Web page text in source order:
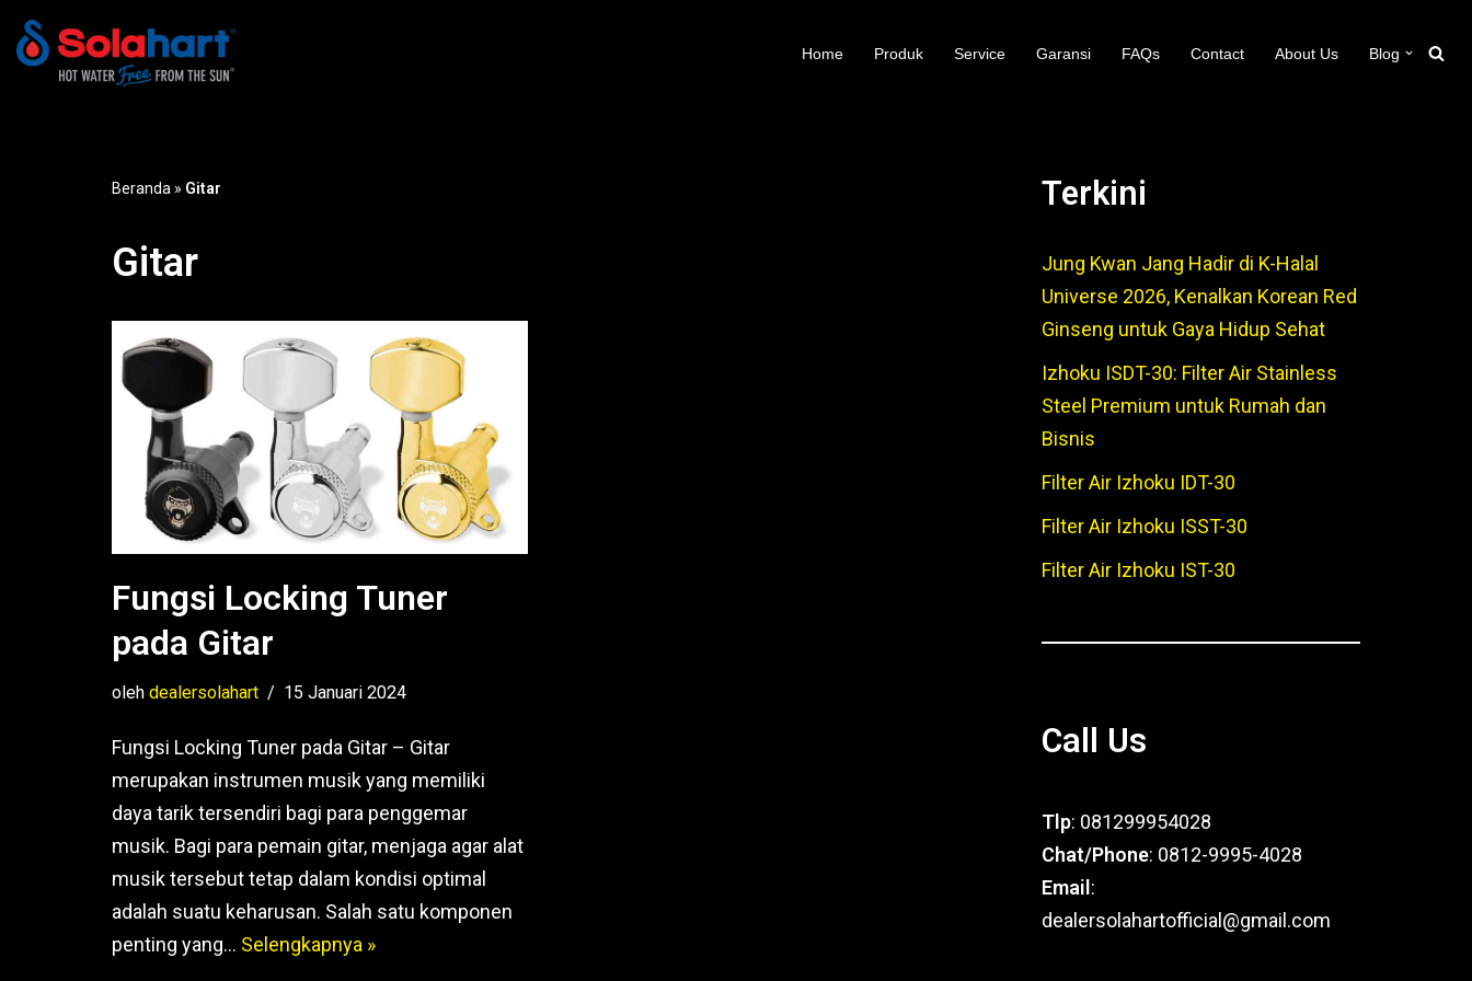
Lompat
Home Produk Service Garansi FAQs Contact About Us Blog
Beranda » Gitar
Gitar
Fungsi Locking Tuner
pada Gitar
oleh dealersolahart 15 Januari 2024
Fungsi Locking Tuner pada Gitar – Gitar
merupakan instrumen musik yang memiliki
daya tarik tersendiri bagi para penggemar
musik. Bagi para pemain gitar, menjaga agar alat
musik tersebut tetap dalam kondisi optimal
adalah suatu keharusan. Salah satu komponen
penting yang… Selengkapnya »
Terkini
Jung Kwan Jang Hadir di K-Halal
Universe 2026, Kenalkan Korean Red
Ginseng untuk Gaya Hidup Sehat
Izhoku ISDT-30: Filter Air Stainless
Steel Premium untuk Rumah dan
Bisnis
Filter Air Izhoku IDT-30
Filter Air Izhoku ISST-30
Filter Air Izhoku IST-30
Call Us
Tlp: 081299954028
Chat/Phone: 0812-9995-4028
Email :
dealersolahartofficial@gmail.com